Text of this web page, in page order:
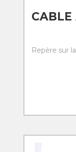
CABLE
Repère sur